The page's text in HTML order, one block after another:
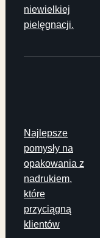
niewielkiej
pielęgnacji.
Najlepsze
pomysły na
opakowania z
nadrukiem,
które
przyciągną
klientów